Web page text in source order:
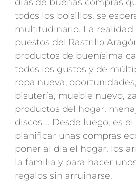
días de buenas compras
todos los bolsillos, se
multitudinario. La realidad
puestos del Rastrillo
productos de buenísima
todos los gustos y de
ropa nueva,
bisutería, mueble nuevo,
productos del hogar,
discos…. Desde luego, es
planificar unas compras
poner al día el hogar, los
la familia y para hacer
regalos sin arruinarse.